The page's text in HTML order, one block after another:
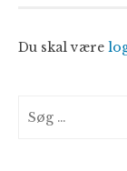
Du skal være
efter: